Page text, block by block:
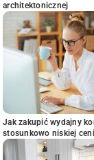
architektonicznej
Jak zakupić wydajny
stosunkowo niskiej